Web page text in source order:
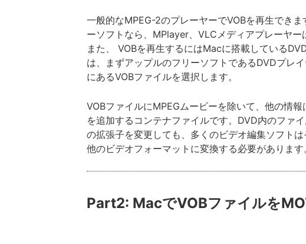
一般的なMPEG-2のプレーヤーでVOBを再生でき
ーソフトなら、MPlayer、VLCメディアプレーヤー
また、 VOBを再生するにはMacに搭載している
は、まずアップルのフリーソフトであるDVDプレ
にあるVOBファイルを選択します。
VOBファイルにMPEGムービーを除いて、他の情
を追加するコンテナファイルです。DVD内のファ
の拡張子を変更しても、多くのビデオ編集ソフト
他のビデオフォーマットに変換する必要があります
Part2: MacでVOBファイルを